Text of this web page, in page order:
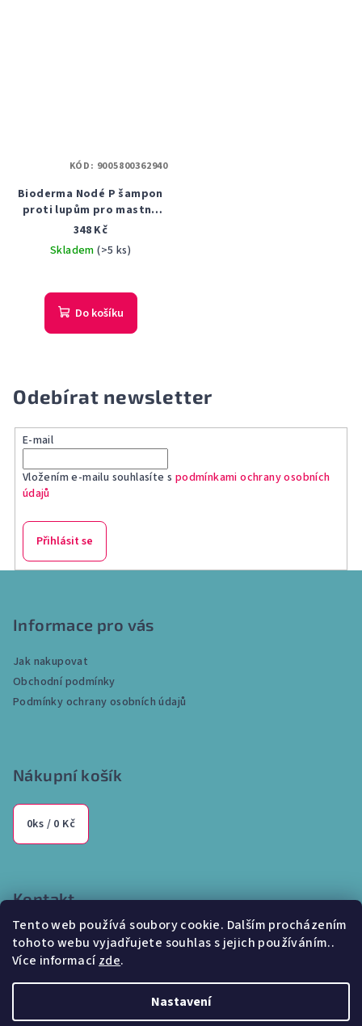
Tento web používá soubory cookie. Dalším procházením
tohoto webu vyjadřujete souhlas s jejich používáním..
Více informacízde.
Nastavení
Bioderma Nodé P šampon
proti lupům pro mastné
vlasy Anti-dandruff
Purifying Shampoo 400 ml
348 Kč
Skladem(>5 ks)
Do košíku
KÓD: 9005800362940
Odebírat newsletter
E-mail
Vložením e-mailu souhlasíte s podmínkami ochrany osobních
údajů
Přihlásit se
Informace pro vás
Jak nakupovat
Obchodní podmínky
Podmínky ochrany osobních údajů
Nákupní košík
0ks / 0 Kč
Kontakt
info @internetparfem.cz
603 100 829